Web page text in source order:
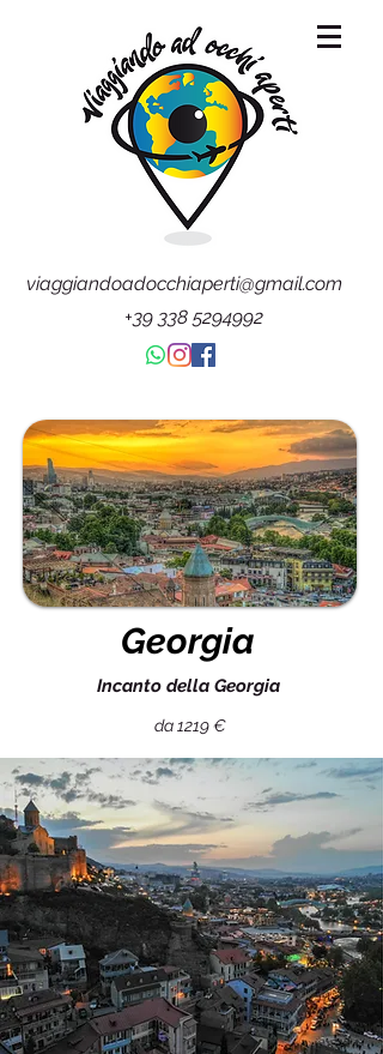
viaggiandoadocchiaperti@gmail.com
+39 338 5294992
Georgia
Incanto della Georgia
da 1219 €